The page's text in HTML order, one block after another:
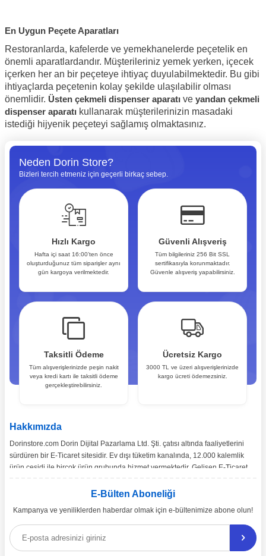
En Uygun Peçete Aparatları
Restoranlarda, kafelerde ve yemekhanelerde peçetelik en
önemli aparatlardandır. Müşterileriniz yemek yerken, içecek
içerken her an bir peçeteye ihtiyaç duyulabilmektedir. Bu gibi
ihtiyaçlarda peçetenin kolay şekilde ulaşılabilir olması
önemlidir. Üsten çekmeli dispenser aparatı ve yandan çekmeli
dispenser aparatı kullanarak müşterilerinizin masadaki
istediği hijyenik peçeteyi sağlamış olmaktasınız.
Neden Dorin Store?
Bizleri tercih etmeniz için geçerli birkaç sebep.
Hızlı Kargo
Hafta içi saat 16:00’ten önce
oluşturduğunuz tüm siparişler aynı
gün kargoya verilmektedir.
Güvenli Alışveriş
Tüm bilgileriniz 256 Bit SSL
sertifikasıyla korunmaktadır.
Güvenle alışveriş yapabilirsiniz.
Taksitli Ödeme
Tüm alışverişlerinizde peşin nakit
veya kredi kartı ile taksitli ödeme
gerçekleştirebilirsiniz.
Ücretsiz Kargo
3000 TL ve üzeri alışverişlerinizde
kargo ücreti ödemezsiniz.
Hakkımızda
Dorinstore.com Dorin Dijital Pazarlama Ltd. Şti. çatısı altında faaliyetlerini
sürdüren bir E-Ticaret sitesidir. Ev dışı tüketim kanalında, 12.000 kalemlik
ürün çeşidi ile birçok ürün grubunda hizmet vermektedir. Gelişen E-Ticaret
toptan ve perakende satışımız gerçekleşmektedir.
Ürün çeşitliliğinin ve çözüm önerilerinin yanı sıra, ekonomik katma değer
sağlamayı misyon edinen dorinstore.com E-Ticaret sitemiz üzerinden,
uzman arkadaşlarımız eşliğinde 7/24 bizlere ulaşabilirsiniz.
E-Bülten Aboneliği
Kampanya ve yeniliklerden haberdar olmak için e-bültenimize abone olun!